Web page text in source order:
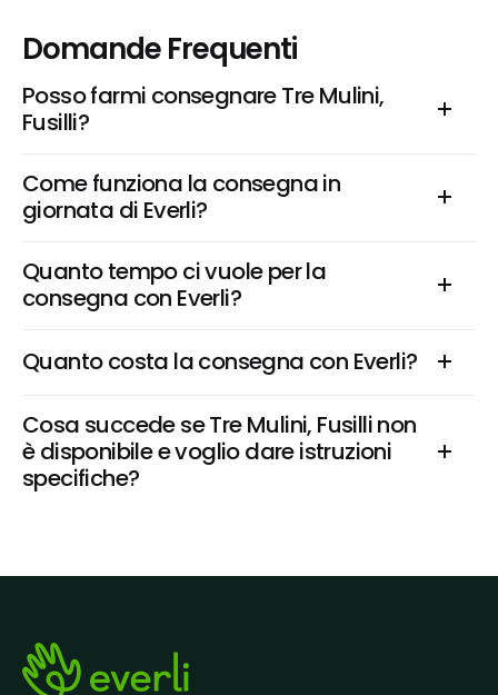
Domande Frequenti
Posso farmi consegnare Tre Mulini,
Fusilli?
Come funziona la consegna in
giornata di Everli?
Quanto tempo ci vuole per la
consegna con Everli?
Quanto costa la consegna con Everli?
Cosa succede se Tre Mulini, Fusilli non
è disponibile e voglio dare istruzioni
specifiche?